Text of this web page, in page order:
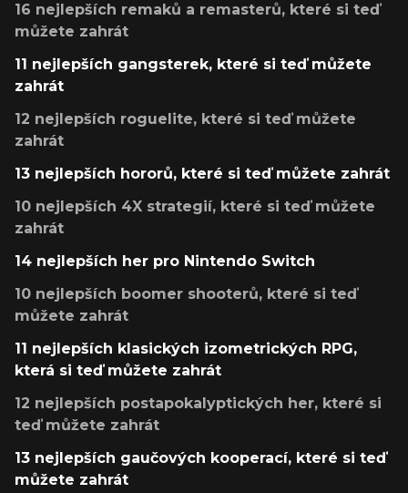
16 nejlepších remaků a remasterů, které si teď
můžete zahrát
11 nejlepších gangsterek, které si teď můžete
zahrát
12 nejlepších roguelite, které si teď můžete
zahrát
13 nejlepších hororů, které si teď můžete zahrát
10 nejlepších 4X strategií, které si teď můžete
zahrát
14 nejlepších her pro Nintendo Switch
10 nejlepších boomer shooterů, které si teď
můžete zahrát
11 nejlepších klasických izometrických RPG,
která si teď můžete zahrát
12 nejlepších postapokalyptických her, které si
teď můžete zahrát
13 nejlepších gaučových kooperací, které si teď
můžete zahrát